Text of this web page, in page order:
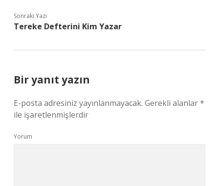
Sonraki Yazı
Tereke Defterini Kim Yazar
Bir yanıt yazın
E-posta adresiniz yayınlanmayacak. Gerekli alanlar*
ile işaretlenmişlerdir
Yorum